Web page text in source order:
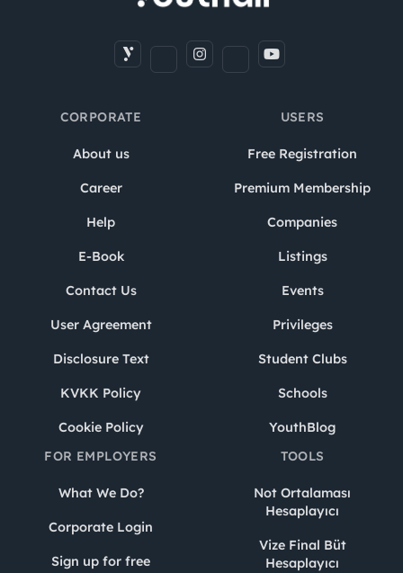
CORPORATE
About us
Career
Help
E-Book
Contact Us
User Agreement
Disclosure Text
KVKK Policy
Cookie Policy
USERS
Free Registration
Premium Membership
Companies
Listings
Events
Privileges
Student Clubs
Schools
YouthBlog
FOR EMPLOYERS
What We Do?
Corporate Login
Sign up for free
TOOLS
Not Ortalaması
Hesaplayıcı
Vize Final Büt
Hesaplayıcı